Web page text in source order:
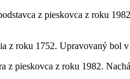
z pieskovca z roku
z roku 1752. Upravovaný bol
pieskovca z roku 1982.